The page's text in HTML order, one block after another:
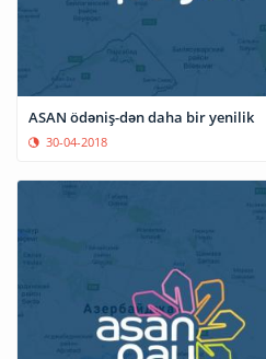
ASAN ödəniş-dən daha bir yenilik
30-04-2018